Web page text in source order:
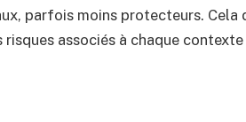
parfois moins protecteurs. Cela
associés à chaque